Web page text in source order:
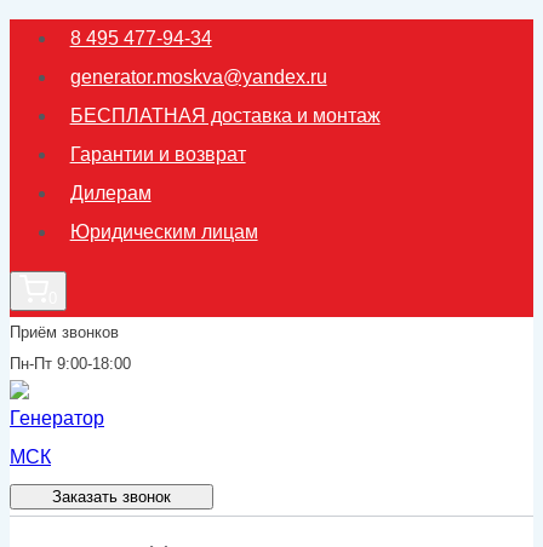
Перейти
содержимому
8 495 477-94-34
generator.moskva@yandex.ru
БЕСПЛАТНАЯ доставка и монтаж
Гарантии и возврат
Дилерам
Юридическим лицам
Приём звонков
Пн-Пт 9:00-18:00
Заказать звонок